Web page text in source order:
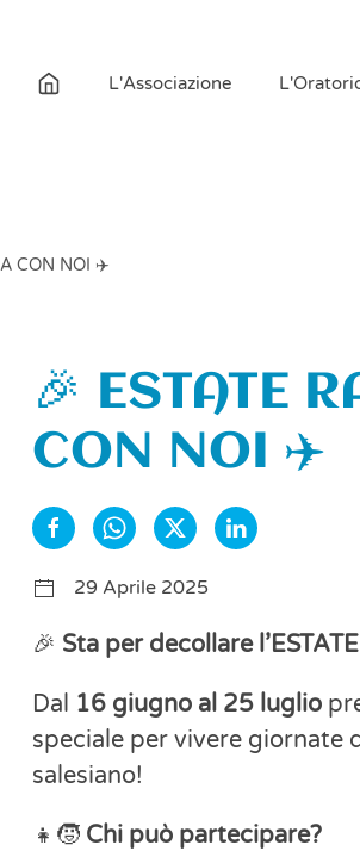
L'Associazione
CON NOI ✈️
🎉 ESTATE
CON NOI ✈️
29 Aprile 2025
🎉 Sta per decollare
Dal 16 giugno al 25 luglio
speciale per vivere giornate
salesiano!
👧🧒 Chi può partecipare?